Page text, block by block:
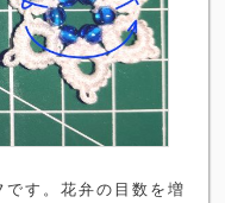
す。花弁の目数を増